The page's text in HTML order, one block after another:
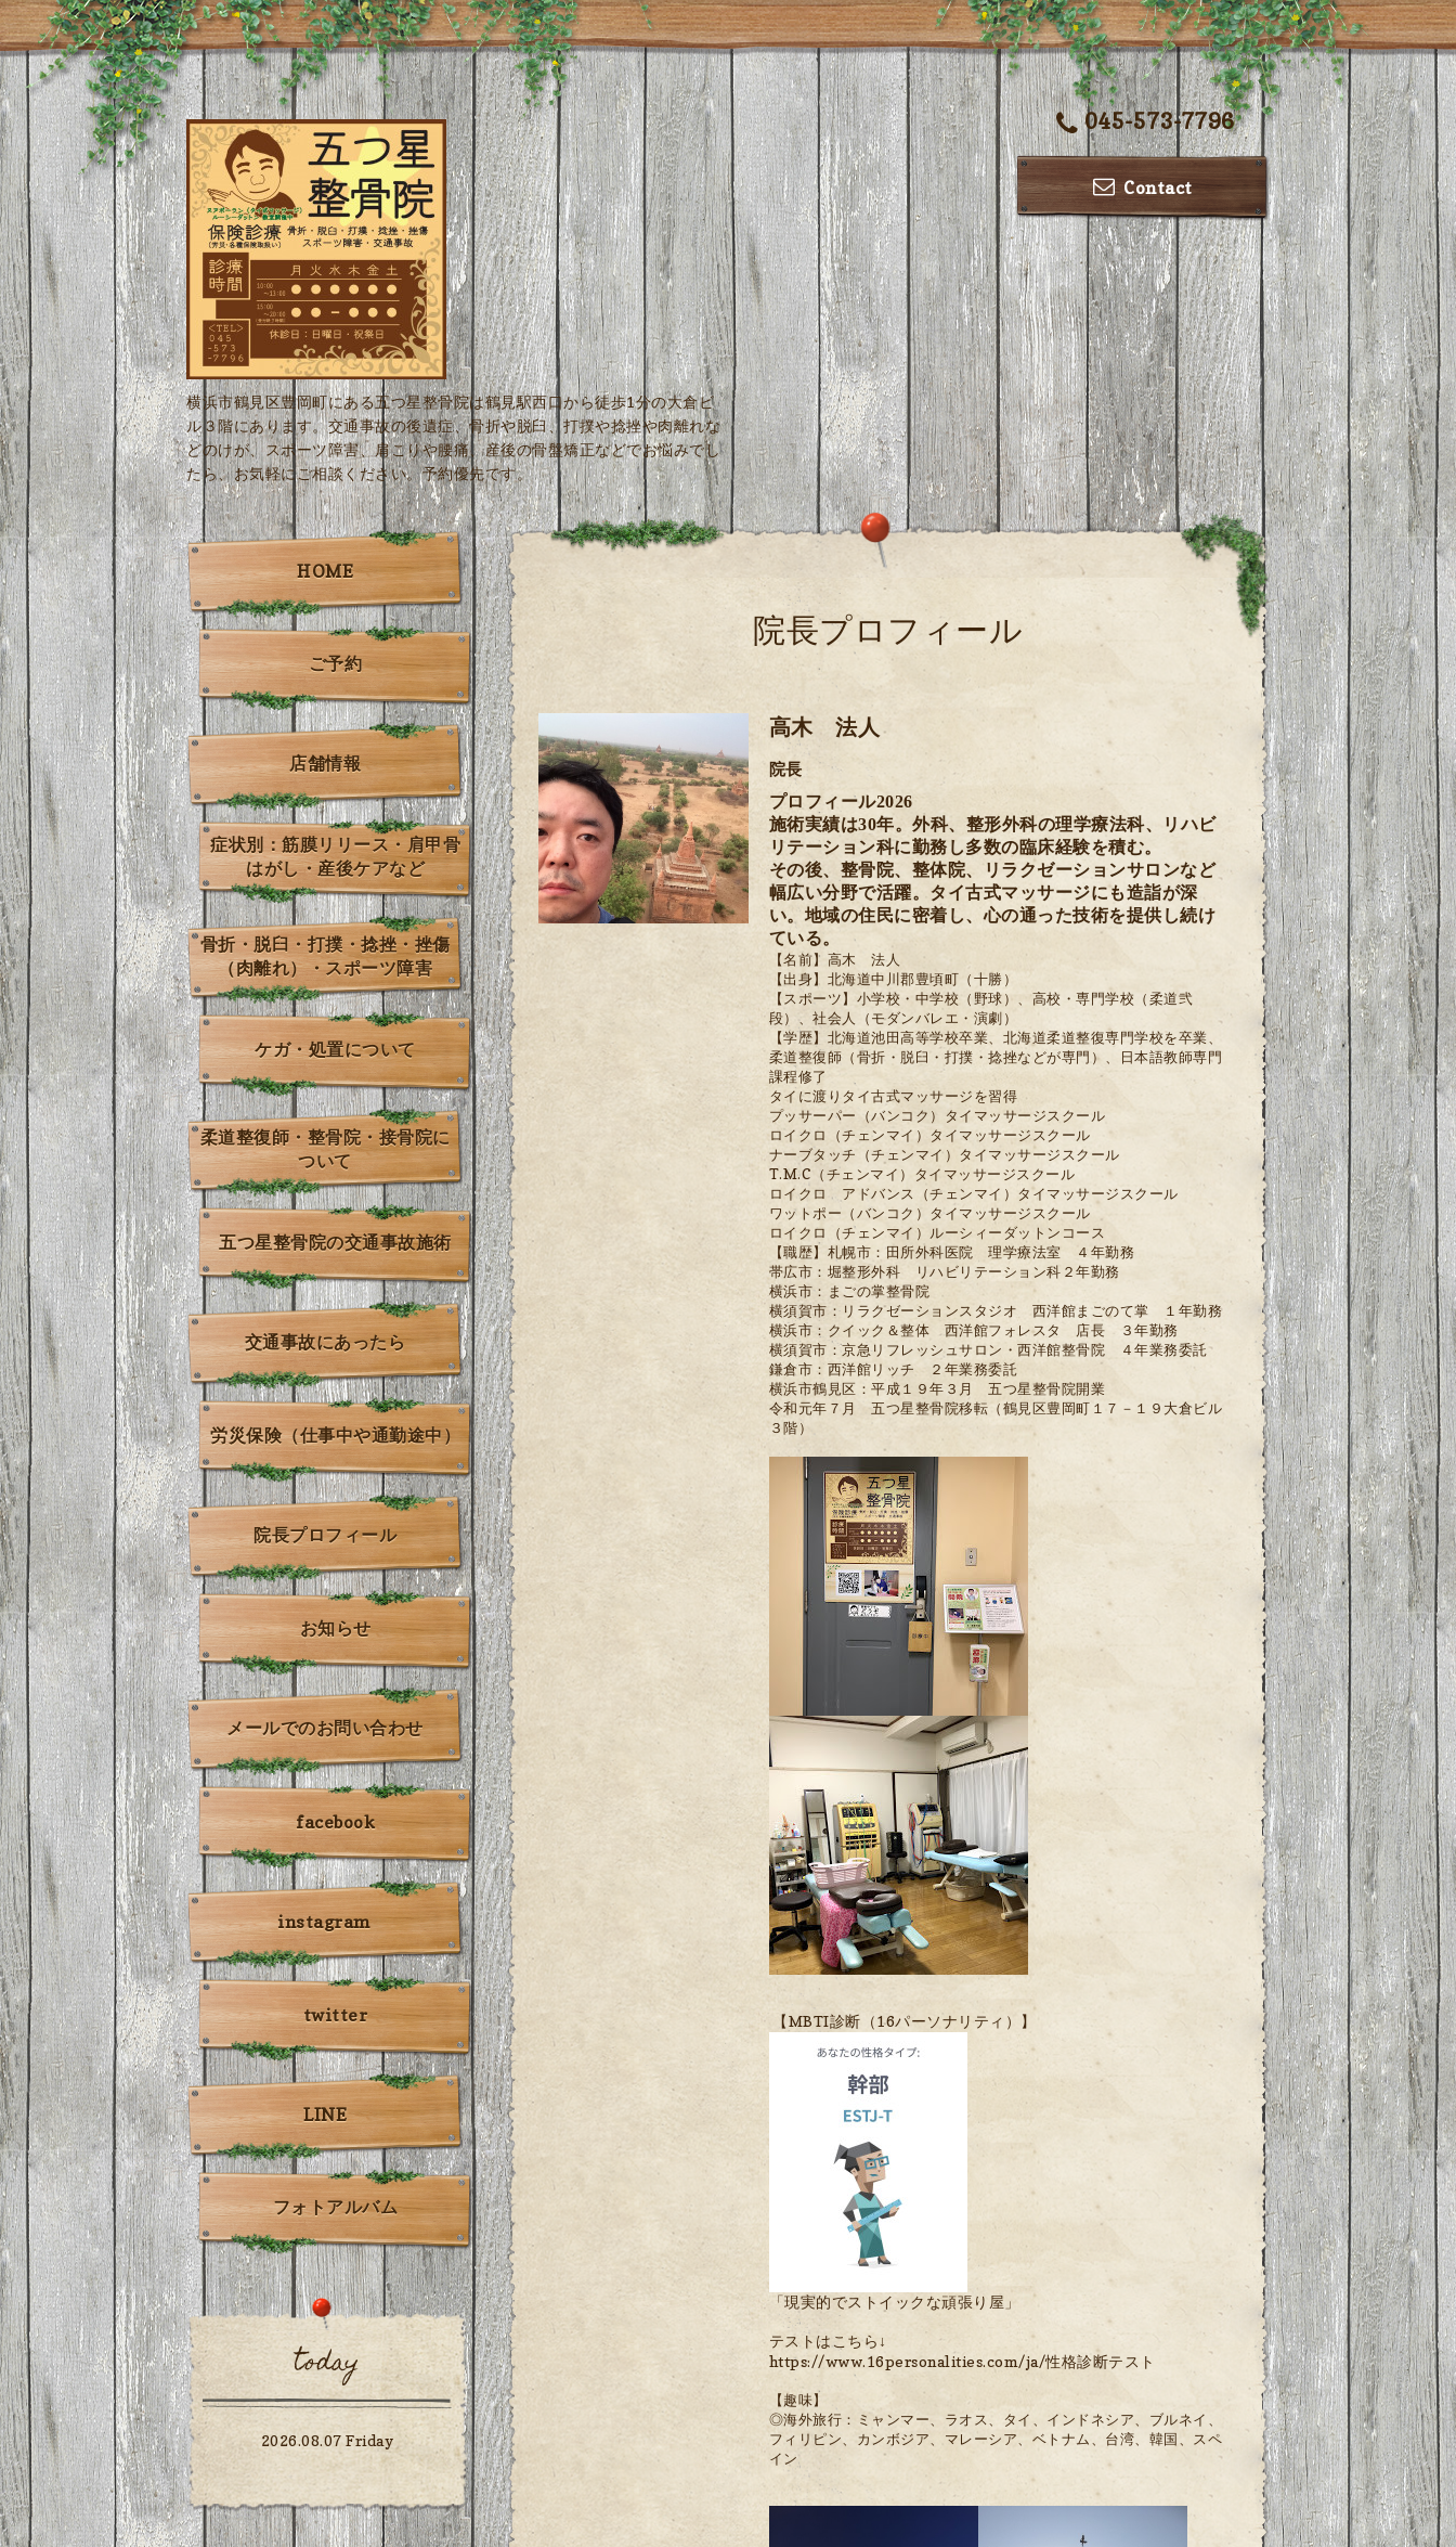
045-573-7796
Contact
横浜市鶴見区豊岡町にある五つ星整骨院は鶴見駅西口から徒歩1分の大倉ビ
ル３階にあります。交通事故の後遺症、骨折や脱臼、打撲や捻挫や肉離れな
どのけが、スポーツ障害、肩こりや腰痛、産後の骨盤矯正などでお悩みでし
たら、お気軽にご相談ください。予約優先です。
院長プロフィール
高木 法人
院長
プロフィール2026
施術実績は30年。外科、整形外科の理学療法科、リハビ
リテーション科に勤務し多数の臨床経験を積む。
その後、整骨院、整体院、リラクゼーションサロンなど
幅広い分野で活躍。タイ古式マッサージにも造詣が深
い。地域の住民に密着し、心の通った技術を提供し続け
ている。
【名前】 高木 法人
【出身】 北海道中川郡豊頃町（十勝）
【スポーツ】 小学校・中学校（野球）、高校・専門学校（柔道弐
段）、社会人（モダンバレエ・演劇）
【学歴】 北海道池田高等学校卒業、北海道柔道整復専門学校を卒業、
柔道整復師（骨折・脱臼・打撲・捻挫などが専門）、日本語教師専門
課程修了
タイに渡りタイ古式マッサージを習得
プッサーパー（バンコク）タイマッサージスクール
ロイクロ（チェンマイ）タイマッサージスクール
ナーブタッチ（チェンマイ）タイマッサージスクール
T.M.C（チェンマイ）タイマッサージスクール
ロイクロ アドバンス（チェンマイ）タイマッサージスクール
ワットポー（バンコク）タイマッサージスクール
ロイクロ（チェンマイ）ルーシィーダットンコース
【職歴】 札幌市：田所外科医院 理学療法室 ４年勤務
帯広市：堀整形外科 リハビリテーション科２年勤務
横浜市：まごの掌整骨院
横須賀市：リラクゼーションスタジオ 西洋館まごのて掌 １年勤務
横浜市：クイック＆整体 西洋館フォレスタ 店長 ３年勤務
横須賀市：京急リフレッシュサロン・西洋館整骨院 ４年業務委託
鎌倉市：西洋館リッチ ２年業務委託
横浜市鶴見区：平成１９年３月 五つ星整骨院開業
令和元年７月 五つ星整骨院移転（鶴見区豊岡町１７－１９大倉ビル
３階）
【MBTI診断（16パーソナリティ）】
「現実的でストイックな頑張り屋」
テストはこちら↓
https://www.16personalities.com/ja/性格診断テスト
【趣味】
◎海外旅行：ミャンマー、ラオス、タイ、インドネシア、ブルネイ、
フィリピン、カンボジア、マレーシア、ベトナム、台湾、韓国、スペ
イン
HOME
ご予約
店舗情報
症状別：筋膜リリース・肩甲骨
はがし・産後ケアなど
骨折・脱臼・打撲・捻挫・挫傷
（肉離れ）・スポーツ障害
ケガ・処置について
柔道整復師・整骨院・接骨院に
ついて
五つ星整骨院の交通事故施術
交通事故にあったら
労災保険（仕事中や通勤途中）
院長プロフィール
お知らせ
メールでのお問い合わせ
facebook
instagram
twitter
LINE
フォトアルバム
today
2026.08.07 Friday